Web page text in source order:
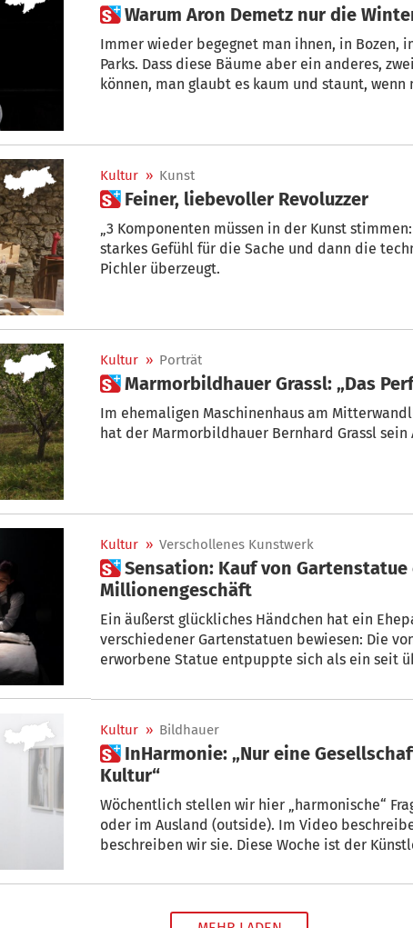
 Warum Aron Demetz nur die
Immer wieder begegnet man ihnen, in Bozen,
Parks. Dass diese Bäume aber ein anderes,
können, man glaubt es kaum und staunt,
Kultur » Kunst
 Feiner, liebevoller Revoluzzer
„3 Komponenten müssen in der Kunst
starkes Gefühl für die Sache und dann die
Pichler überzeugt.
Kultur » Porträt
 Marmorbildhauer Grassl: „Das
Im ehemaligen Maschinenhaus am
hat der Marmorbildhauer Bernhard Grassl
Kultur » Verschollenes Kunstwerk
 Sensation: Kauf von Gartenstatue entpuppt sich als
Millionengeschäft
Ein äußerst glückliches Händchen hat ein
verschiedener Gartenstatuen bewiesen: Die
erworbene Statue entpuppte sich als ein seit
Kultur » Bildhauer
 InHarmonie: „Nur eine Gesellschaft ohne Seele braucht keine
Kultur“
Wöchentlich stellen wir hier „harmonische“
oder im Ausland (outside). Im Video
beschreiben wir sie. Diese Woche ist der